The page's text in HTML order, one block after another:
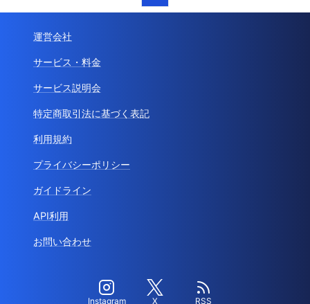
運営会社
サービス・料金
サービス説明会
特定商取引法に基づく表記
利用規約
プライバシーポリシー
ガイドライン
API利用
お問い合わせ
Instagram X RSS